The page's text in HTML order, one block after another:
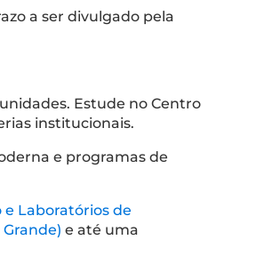
a ser divulgado pela
Estude no Centro
institucionais.
e programas de
e Laboratórios de
e até uma